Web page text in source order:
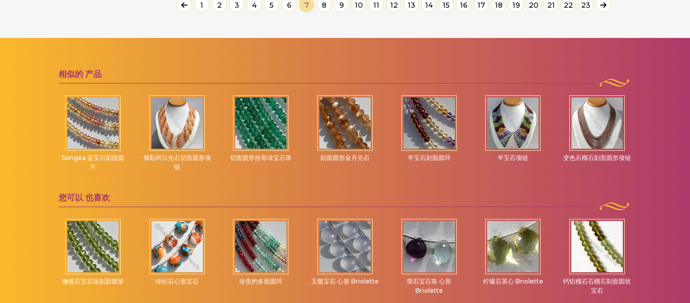
粉红紫水晶
粉红蓝宝石
粉红蛋白石
紫水晶宝石
紫黄晶宝石
红宝石
红宝石黝帘石
红柱石宝石
红玉髓宝石
红锰矿
维苏威石宝石
绿松石宝石
绿玉髓宝石
海螺布里奥莱特
玫瑰切工凸圆形宝石
纯圆环
胖乎乎的心布里欧莱特
膨化钻石切割
花式切工
郁金香花
雕刻南瓜
雕刻金块
雕花扁梨
露滴布里奥莱特
1 2 3 4 5 6 7 8 9 10 11 12 13 14 15 16 17 18 19 20 21 22 23
相似的 产品
Songea 蓝宝石刻面圆
片
俄勒冈日光石切面圆形项
链
切面圆形祖母绿宝石珠 刻面圆形金月光石 半宝石刻面圆环 半宝石项链 变色石榴石刻面圆形项链
您可以 也喜欢
橄榄石宝石珠刻面圆形 绿松石心形宝石 珍贵的多面圆环 玉髓宝石 心形 Briolette
萤石宝石珠 心形
Briolette
柠檬石英心 Briolette
钙铝榴石石榴石刻面圆状
宝石